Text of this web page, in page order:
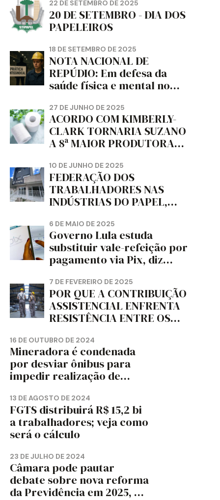
22 DE SETEMBRO DE 2025
20 DE SETEMBRO - DIA DOS
PAPELEIROS
18 DE SETEMBRO DE 2025
NOTA NACIONAL DE
REPÚDIO: Em defesa da
saúde física e mental no
da dignidade sindical.
27 DE JUNHO DE 2025
ACORDO COM KIMBERLY-
CLARK TORNARIA SUZANO
A 8ª MAIOR PRODUTORA
MUNDO, DIZ FITCH
10 DE JUNHO DE 2025
FEDERAÇÃO DOS
TRABALHADORES NAS
INDÚSTRIAS DO PAPEL,
CORTIÇA E ARTEFATOS DE
PAPEL DO ESTADO DO
PARANÁ – FETRAPEL-PR
6 DE MAIO DE 2025
Governo Lula estuda
substituir vale-refeição por
pagamento via Pix, diz
7 DE FEVEREIRO DE 2025
POR QUE A CONTRIBUIÇÃO
ASSISTENCIAL ENFRENTA
RESISTÊNCIA ENTRE OS
16 DE OUTUBRO DE 2024
Mineradora é condenada
por desviar ônibus para
impedir realização de
13 DE AGOSTO DE 2024
FGTS distribuirá R$ 15,2 bi
a trabalhadores; veja como
será o cálculo
23 DE JULHO DE 2024
Câmara pode pautar
debate sobre nova reforma
da Previdência em 2025, diz